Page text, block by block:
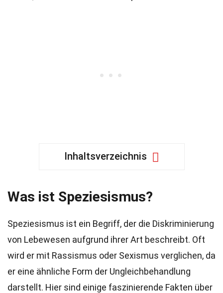
Inhaltsverzeichnis
Was ist Speziesismus?
Speziesismus ist ein Begriff, der die Diskriminierung
von Lebewesen aufgrund ihrer Art beschreibt. Oft
wird er mit Rassismus oder Sexismus verglichen, da
er eine ähnliche Form der Ungleichbehandlung
darstellt. Hier sind einige faszinierende Fakten über